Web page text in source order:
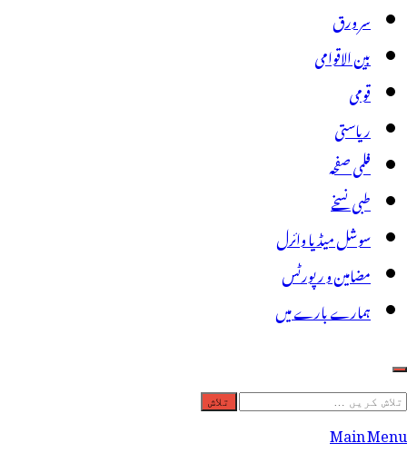
سر ورق
بین الاقوامی
قومی
ریاستی
فلمی صفحہ
طبی نسخے
سوشل میڈیا وائرل
مضامین و رپورٹس
ہمارے بارے میں
تلاش
کریں
Main Menu